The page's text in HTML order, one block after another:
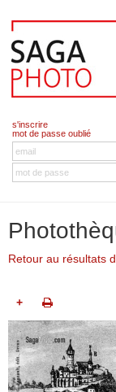
s'inscrire
mot de passe oublié
Retour au résultats
+